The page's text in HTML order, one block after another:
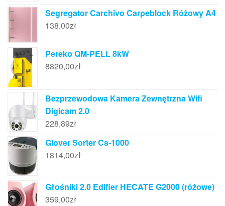
Segregator Carchivo Carpeblock Różowy A4
138,00zł
Pereko QM-PELL 8kW
8820,00zł
Bezprzewodowa Kamera Zewnętrzna Wifi
Digicam 2.0
228,89zł
Glover Sorter Cs-1000
1814,00zł
Głośniki 2.0 Edifier HECATE G2000 (różowe)
359,00zł